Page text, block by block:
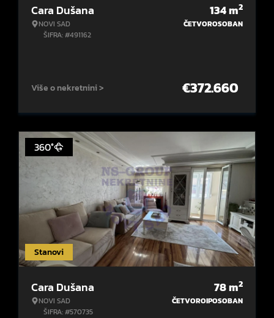
Cara Dušana
NOVI SAD
ŠIFRA: #491162
134m2
ČETVOROSOBAN
Više o nekretnini > €372.660
Stanovi
360°
Cara Dušana
NOVI SAD
ŠIFRA: #570735
78m2
ČETVOROIPOSOBAN